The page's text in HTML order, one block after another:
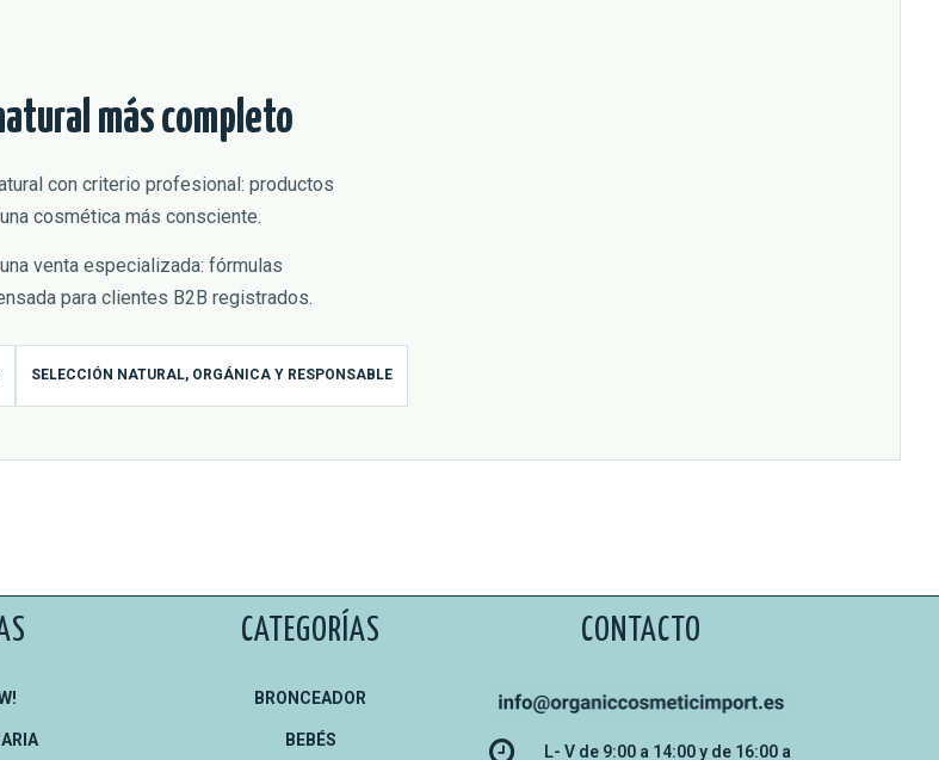
más completo
con criterio profesional: productos
cosmética más consciente.
venta especializada: fórmulas
para clientes B2B registrados.
SELECCIÓN NATURAL, ORGÁNICA Y RESPONSABLE
CATEGORÍAS
BRONCEADOR
BEBÉS
CONTACTO
L- V de 9:00 a 14:00 y de 16:00 a